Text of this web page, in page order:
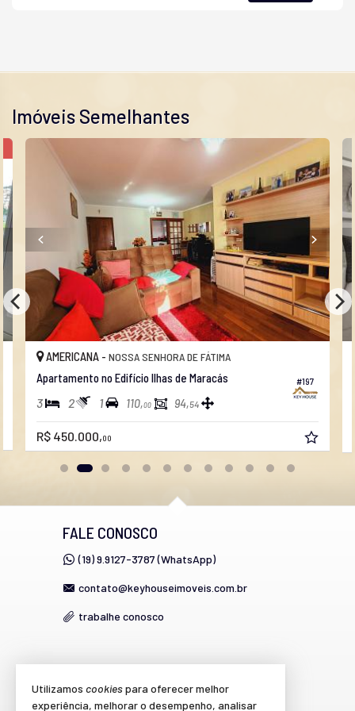
Imóveis Semelhantes
#197
AMERICANA - NOSSA SENHORA DE FÁTIMA
Apartamento no Edifício Ilhas de Maracás
3 2 1 110,00 94,54
R$ 450.000,00
FALE CONOSCO
(19) 9.9127-3787 (WhatsApp)
contato@keyhouseimoveis.com.br
trabalhe conosco
cadastre seu imóvel
Utilizamos cookiespara oferecer melhor
experiência, melhorar o desempenho, analisar